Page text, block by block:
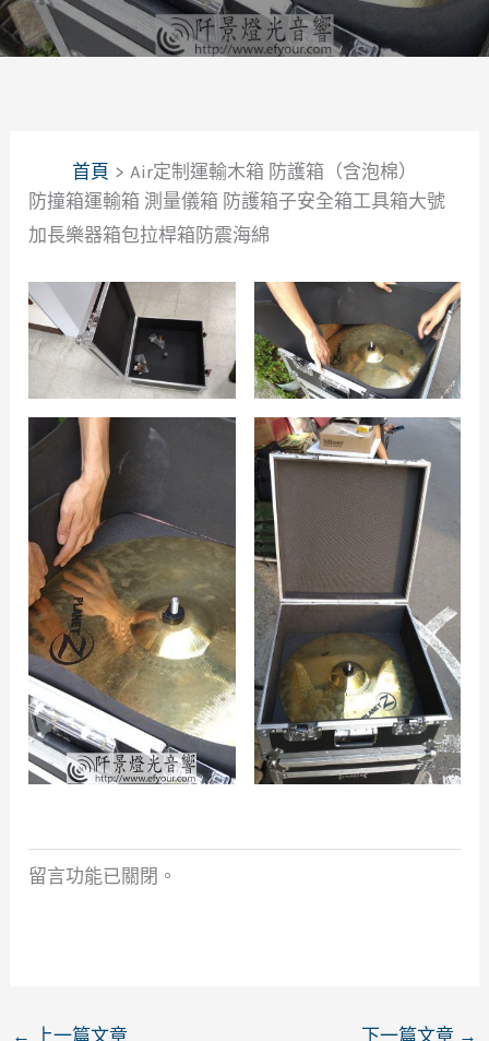
首頁
Air定制運輸木箱 防護箱（含泡棉）
防撞箱運輸箱 測量儀箱 防護箱子安全箱工具箱大號
加長樂器箱包拉桿箱防震海綿
留言功能已關閉。
← 上一篇文章 下一篇文章 →